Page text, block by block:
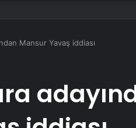
Mansur Yavaş iddiası